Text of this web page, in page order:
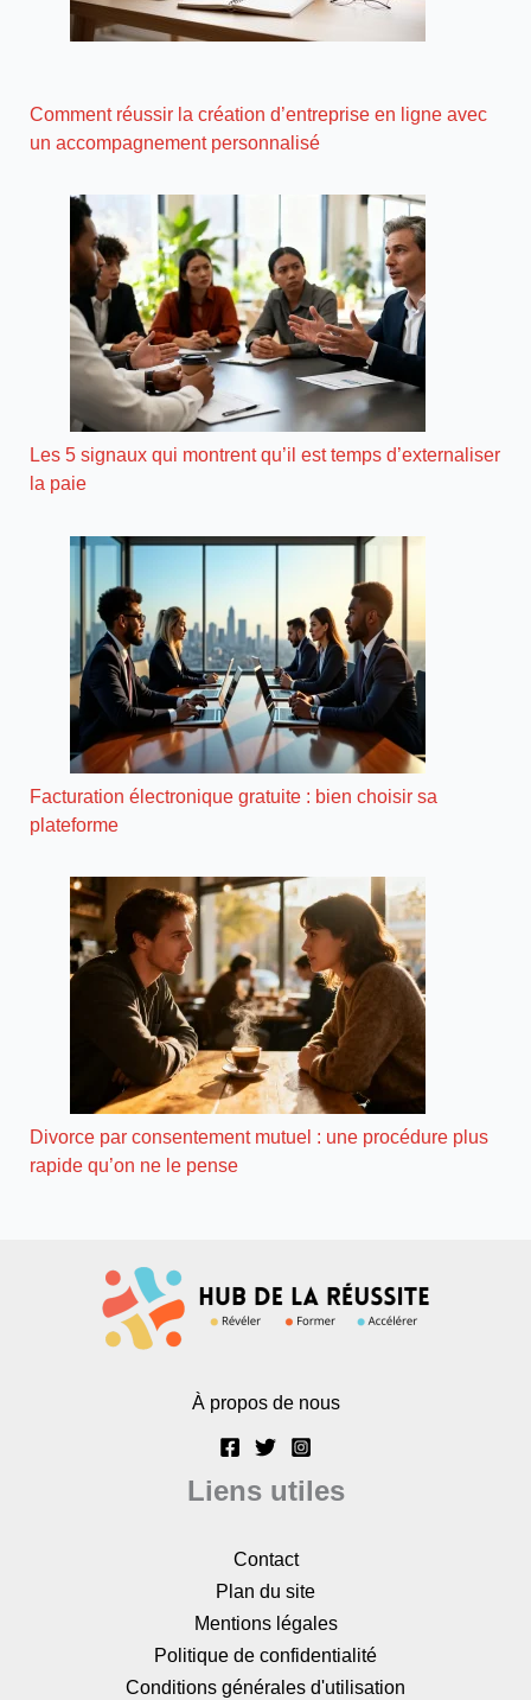
Comment réussir la création d’entreprise en ligne avec
un accompagnement personnalisé
Les 5 signaux qui montrent qu’il est temps d’externaliser
la paie
Facturation électronique gratuite : bien choisir sa
plateforme
Divorce par consentement mutuel : une procédure plus
rapide qu’on ne le pense
À propos de nous
Liens utiles
Contact
Plan du site
Mentions légales
Politique de confidentialité
Conditions générales d'utilisation